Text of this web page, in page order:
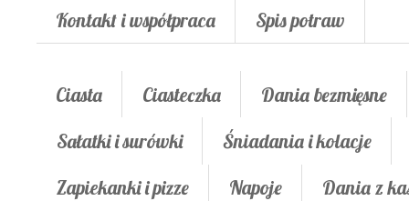
Kontakt i współpraca Spis potraw
Ciasta Ciasteczka
Dania bezmięsne
Sałatki i surówki
Śniadania i kolacje
Zapiekanki i pizze
Napoje Dania z